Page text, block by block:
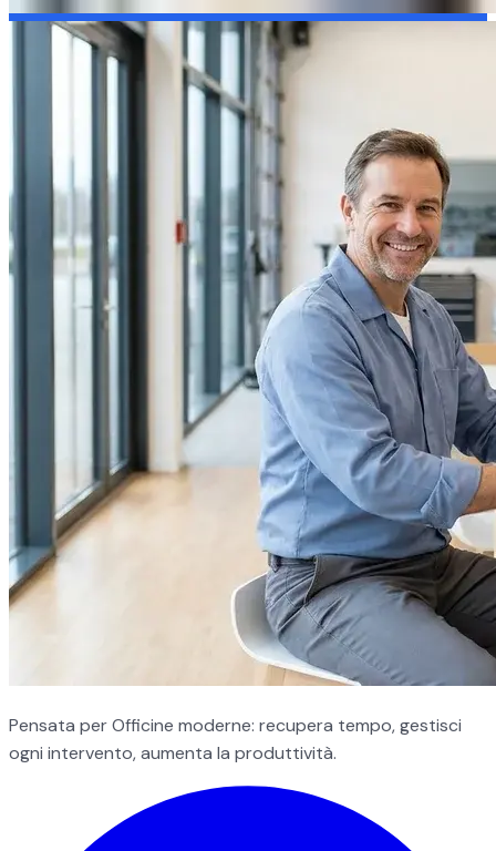
Pensata per Officine moderne: recupera tempo, gestisci
ogni intervento, aumenta la produttività.